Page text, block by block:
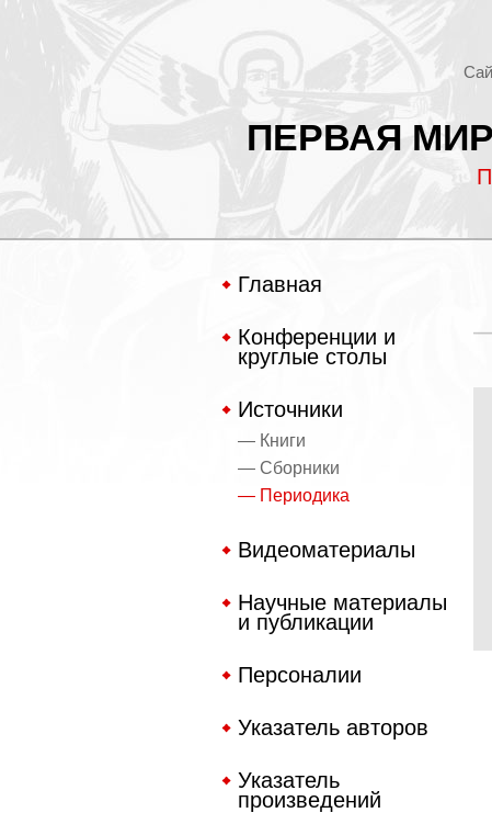
ПЕРВАЯ
Главная
Конференции и
круглые столы
Источники
— Книги
— Сборники
— Периодика
Видеоматериалы
Научные материалы
и публикации
Персоналии
Указатель авторов
Указатель
произведений